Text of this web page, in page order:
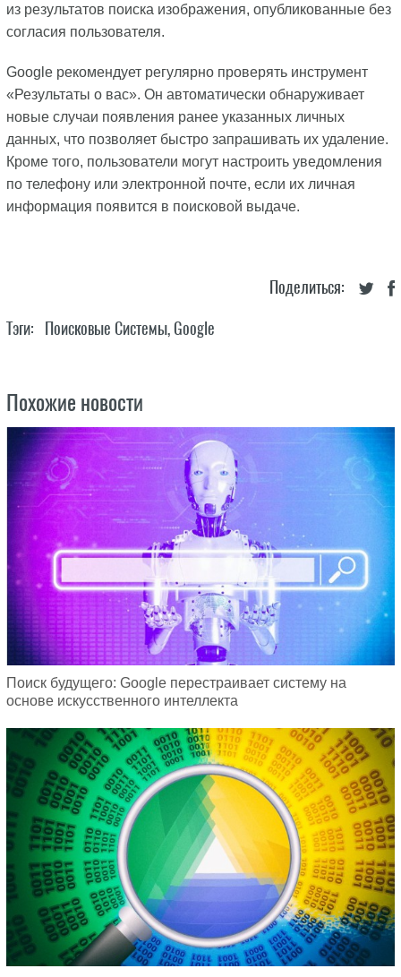
из результатов поиска изображения, опубликованные без
согласия пользователя.
Google рекомендует регулярно проверять инструмент
«Результаты о вас». Он автоматически обнаруживает
новые случаи появления ранее указанных личных
данных, что позволяет быстро запрашивать их удаление.
Кроме того, пользователи могут настроить уведомления
по телефону или электронной почте, если их личная
информация появится в поисковой выдаче.
Поделиться:
Тэги: Поисковые Системы,Google
Похожие новости
Поиск будущего: Google перестраивает систему на
основе искусственного интеллекта